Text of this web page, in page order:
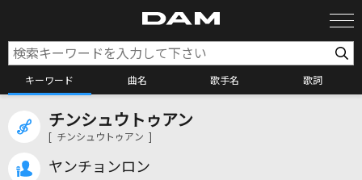
キーワード 曲名 歌手名 歌詞
カラオケ検索
チンシュウトゥアン
[ チンシュウトゥアン ]
ヤンチョンロン